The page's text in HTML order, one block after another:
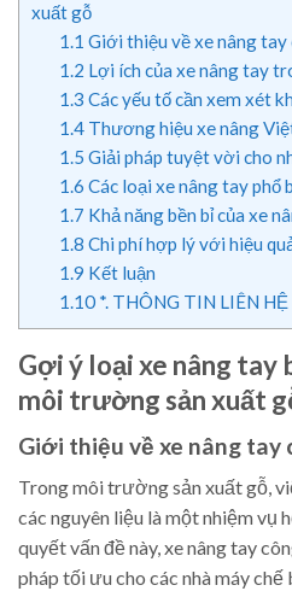
xuất gỗ
1.1 Giới thiệu về xe nâng tay
1.2 Lợi ích của xe nâng tay
1.3 Các yếu tố cần xem xét
1.4Thương hiệu xe nâng
1.5 Giải pháp tuyệt vời cho
1.6 Các loại xe nâng tay phổ
1.7 Khả năng bền bỉ của xe
1.8 Chi phí hợp lý với hiệu
1.9 Kết luận
1.10*. THÔNG TIN LIÊN HỆ
Gợi ý loại xe nâng tay
môi trường sản xuất
Giới thiệu về xe nâng tay
Trong môi trường sản xuất gỗ,
các nguyên liệu là một nhiệm vụ
quyết vấn đề này, xe nâng tay
pháp tối ưu cho các nhà máy